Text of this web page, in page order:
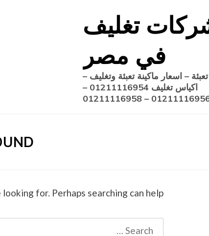
تغليف
في مصر
– اسعار ماكينة تعبئة وتغليف –
اكياس تغليف 01211116954 –
01211116956 –
for. Perhaps searching can help.
Search